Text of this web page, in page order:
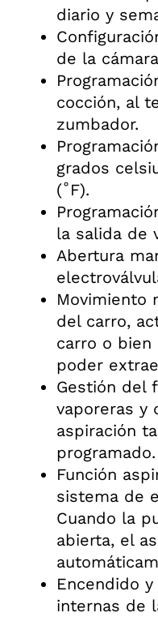
diario y
de la
cocción, al
zumbador.
grados
(˚F).
la salida de
Abertura
Movimiento
del carro,
carro o bien
poder
Gestión del
vaporeras y
aspiración
programado.
Función
sistema de
Cuando la
abierta, el
Encendido
internas de